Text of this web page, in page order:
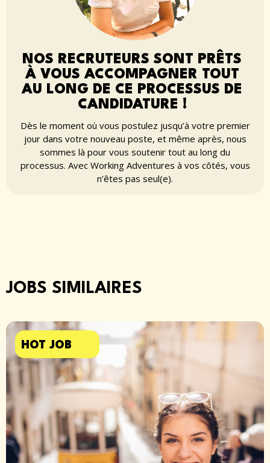
NOS RECRUTEURS SONT PRÊTS
À VOUS ACCOMPAGNER TOUT
AU LONG DE CE PROCESSUS DE
CANDIDATURE !
Dès le moment où vous postulez jusqu’à votre premier
jour dans votre nouveau poste, et même après, nous
sommes là pour vous soutenir tout au long du
processus. Avec Working Adventures à vos côtés, vous
n’êtes pas seul(e).
JOBS SIMILAIRES
HOT JOB